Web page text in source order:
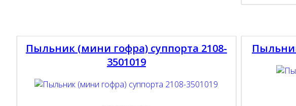
Пыльник (мини гофра) суппорта 2108-
3501019